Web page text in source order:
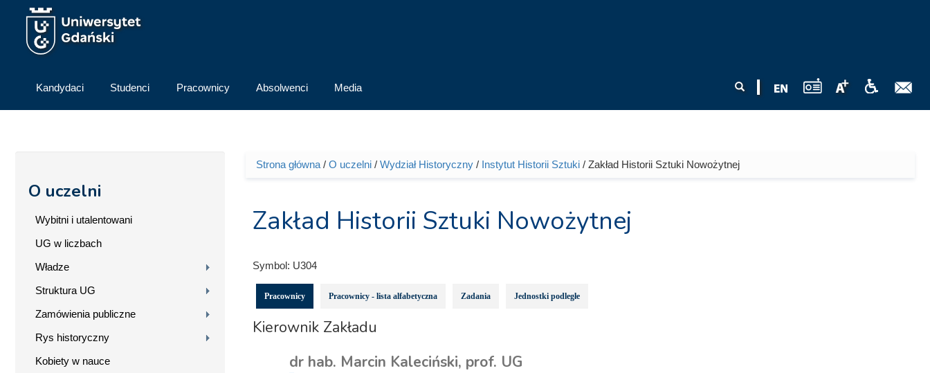
Przejdź do treści
Szukaj
Kandydaci Studenci Pracownicy Absolwenci Media
O uczelni
Wybitni i utalentowani
UG w liczbach
Władze
Struktura UG
Zamówienia publiczne
Rys historyczny
Kobiety w nauce
Jesteś tutaj
Strona główna/ O uczelni/ Wydział Historyczny/ Instytut Historii Sztuki/ Zakład Historii Sztuki Nowożytnej
Zakład Historii Sztuki Nowożytnej
Symbol: U304
Pracownicy Pracownicy - lista alfabetyczna Zadania Jednostki podległe
Kierownik Zakładu
dr hab. Marcin Kaleciński, prof. UG